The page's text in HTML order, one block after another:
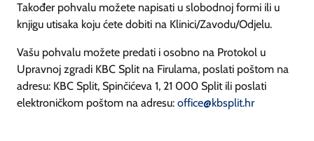
Također pohvalu možete napisati u slobodnoj formi ili u
knjigu utisaka koju ćete dobiti na Klinici/Zavodu/Odjelu.
Vašu pohvalu možete predati i osobno na Protokol u
Upravnoj zgradi KBC Split na Firulama, poslati poštom na
adresu: KBC Split, Spinčićeva 1, 21 000 Split ili poslati
elektroničkom poštom na adresu: office@kbsplit.hr